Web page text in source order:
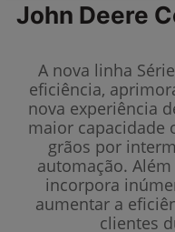
John Deere
A nova linha
eficiência,
nova experiência
maior capacidade
grãos por
automação.
incorpora
aumentar a
clientes